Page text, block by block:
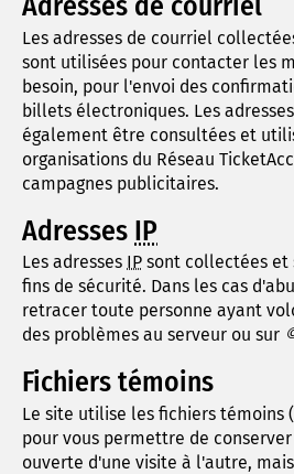
Les adresses de courriel
sont utilisées pour contacter les
besoin, pour l'envoi des
billets électroniques. Les
également être consultées et
organisations du Réseau
campagnes publicitaires.
Adresses IP
Les adresses IP sont collectées et
fins de sécurité. Dans les cas
retracer toute personne ayant
des problèmes au serveur ou sur
Fichiers témoins
Le site utilise les fichiers témoins
pour vous permettre de
ouverte d'une visite à l'autre,